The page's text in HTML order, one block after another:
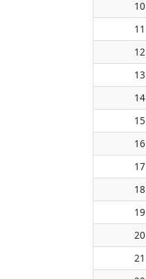
10
11
12
13
14
15
16
17
18
19
20
21